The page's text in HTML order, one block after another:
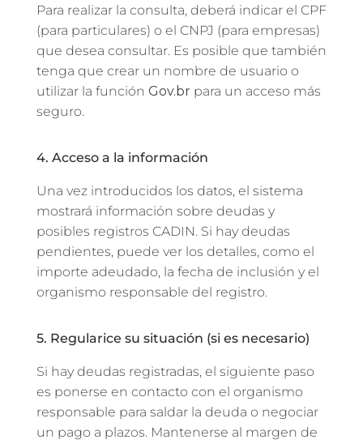
Para realizar la consulta, deberá indicar el CPF
(para particulares) o el CNPJ (para empresas)
que desea consultar. Es posible que también
tenga que crear un nombre de usuario o
utilizar la función Gov.br para un acceso más
seguro.
4. Acceso a la información
Una vez introducidos los datos, el sistema
mostrará información sobre deudas y
posibles registros CADIN. Si hay deudas
pendientes, puede ver los detalles, como el
importe adeudado, la fecha de inclusión y el
organismo responsable del registro.
5. Regularice su situación (si es necesario)
Si hay deudas registradas, el siguiente paso
es ponerse en contacto con el organismo
responsable para saldar la deuda o negociar
un pago a plazos. Mantenerse al margen de